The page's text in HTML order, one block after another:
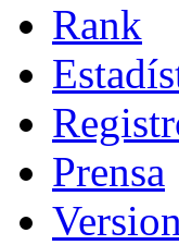
Rank
Prensa